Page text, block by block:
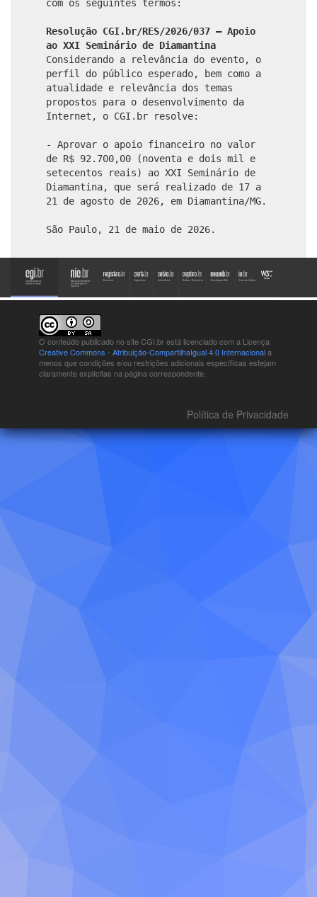
com os seguintes termos:
Resolução CGI.br/RES/2026/037 – Apoio
ao XXI Seminário de Diamantina
Considerando a relevância do evento, o
perfil do público esperado, bem como a
atualidade e relevância dos temas
propostos para o desenvolvimento da
Internet, o CGI.br resolve:
- Aprovar o apoio financeiro no valor
de R$ 92.700,00 (noventa e dois mil e
setecentos reais) ao XXI Seminário de
Diamantina, que será realizado de 17 a
21 de agosto de 2026, em Diamantina/MG.
São Paulo, 21 de maio de 2026.
O conteúdo publicado no site CGI.br está licenciado com a Licença
Creative Commons - Atribuição-CompartilhaIgual 4.0 Internacionala
menos que condições e/ou restrições adicionais específicas estejam
claramente explícitas na página correspondente.
Política de Privacidade